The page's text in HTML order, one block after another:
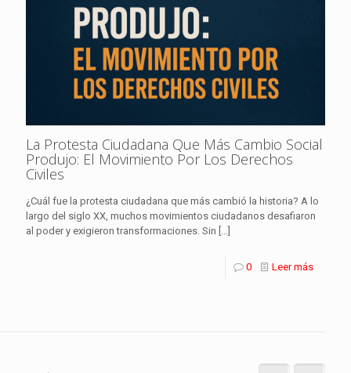
La Protesta Ciudadana Que Más Cambio Social
Produjo: El Movimiento Por Los Derechos
Civiles
¿Cuál fue la protesta ciudadana que más cambió la historia? A lo
largo del siglo XX, muchos movimientos ciudadanos desafiaron
al poder y exigieron transformaciones. Sin
0 Leer más